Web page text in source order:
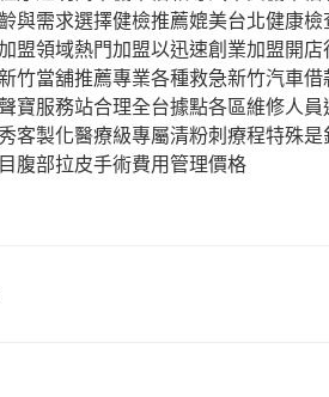
與需求選擇健檢推薦媲美台北健康
盟領域熱門加盟以迅速創業加盟開
竹當舖推薦專業各種救急新竹汽車
寶服務站合理全台據點各區維修人
客製化醫療級專屬清粉刺療程特殊
腹部拉皮手術費用管理價格